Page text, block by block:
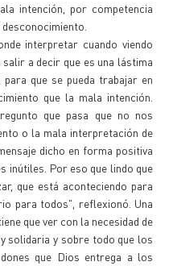
intención, por competencia
interpretar cuando viendo
a decir que es una lástima
que se pueda trabajar en
que la mala intención.
que pasa que no nos
o la mala interpretación de
dicho en forma positiva
inútiles. Por eso que lindo que
que está aconteciendo para
para todos", reflexionó. Una
que ver con la necesidad de
solidaria y sobre todo que los
que Dios entrega a los